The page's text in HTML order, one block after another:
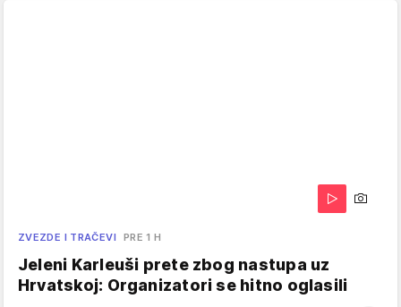
ZVEZDE I TRAČEVI PRE 1 H
Jeleni Karleuši prete zbog nastupa uz
Hrvatskoj: Organizatori se hitno oglasili